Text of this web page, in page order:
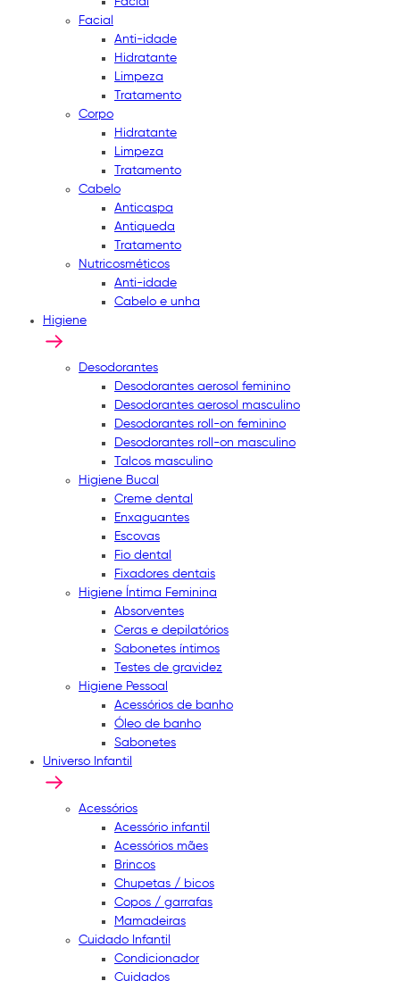
Facial
Anti-idade
Hidratante
Limpeza
Tratamento
Corpo
Hidratante
Limpeza
Tratamento
Cabelo
Anticaspa
Antiqueda
Tratamento
Nutricosméticos
Anti-idade
Cabelo e unha
Higiene
Desodorantes
Desodorantes aerosol feminino
Desodorantes aerosol masculino
Desodorantes roll-on feminino
Desodorantes roll-on masculino
Talcos masculino
Higiene Bucal
Creme dental
Enxaguantes
Escovas
Fio dental
Fixadores dentais
Higiene Íntima Feminina
Absorventes
Ceras e depilatórios
Sabonetes íntimos
Testes de gravidez
Higiene Pessoal
Acessórios de banho
Óleo de banho
Sabonetes
Universo Infantil
Acessórios
Acessório infantil
Acessórios mães
Brincos
Chupetas / bicos
Copos / garrafas
Mamadeiras
Cuidado Infantil
Condicionador
Cuidados